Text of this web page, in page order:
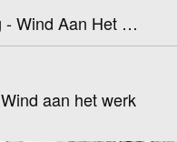
Henk Bij De Weg - Wind Aan Het Werk
Wind aan het werk